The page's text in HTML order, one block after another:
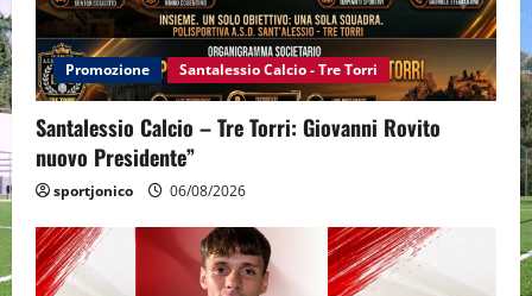
Promozione Santalessio Calcio - Tre Torri
Santalessio Calcio – Tre Torri: Giovanni Rovito
nuovo Presidente”
sportjonico 06/08/2026